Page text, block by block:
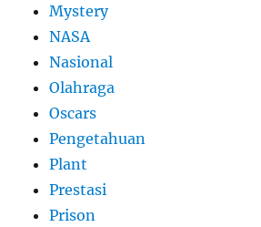
Mystery
NASA
Nasional
Olahraga
Oscars
Pengetahuan
Plant
Prestasi
Prison